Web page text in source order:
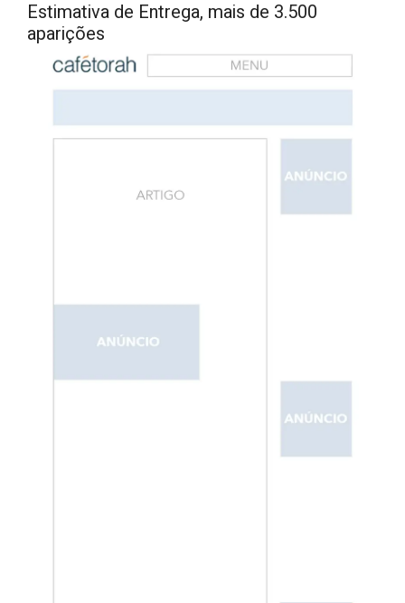
Estimativa de Entrega, mais de 3.500
aparições